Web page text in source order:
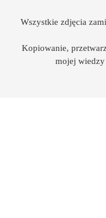
Wszystkie zdjęcia
Kopiowanie,
mojej